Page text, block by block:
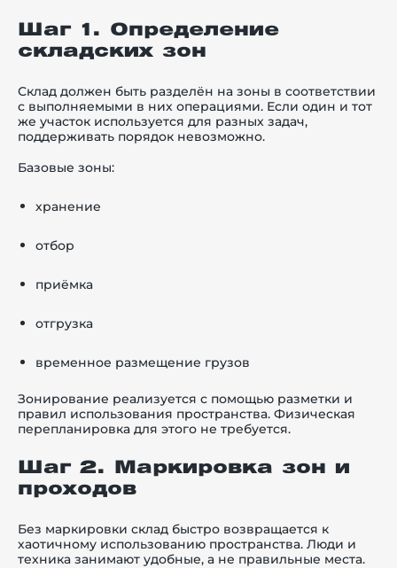
Шаг 1. Определение
складских зон
Склад должен быть разделён на зоны в соответствии
с выполняемыми в них операциями. Если один и тот
же участок используется для разных задач,
поддерживать порядок невозможно.
Базовые зоны:
хранение
отбор
приёмка
отгрузка
временное размещение грузов
Зонирование реализуется с помощью разметки и
правил использования пространства. Физическая
перепланировка для этого не требуется.
Шаг 2. Маркировка зон и
проходов
Без маркировки склад быстро возвращается к
хаотичному использованию пространства. Люди и
техника занимают удобные, а не правильные места.